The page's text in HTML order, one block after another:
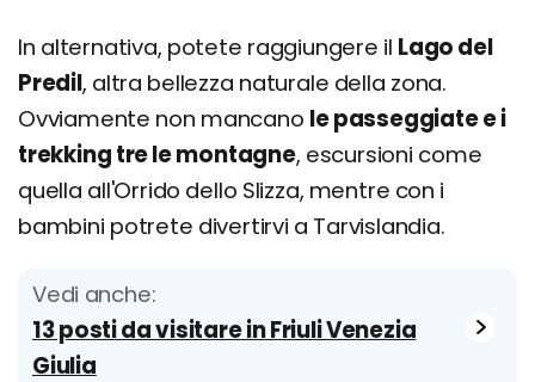
In alternativa, potete raggiungere il Lago del
Predil, altra bellezza naturale della zona.
Ovviamente non mancano le passeggiate e i
trekking tre le montagne, escursioni come
quella all'Orrido dello Slizza, mentre con i
bambini potrete divertirvi a Tarvislandia.
Vedi anche:
13 posti da visitare in Friuli Venezia
Giulia